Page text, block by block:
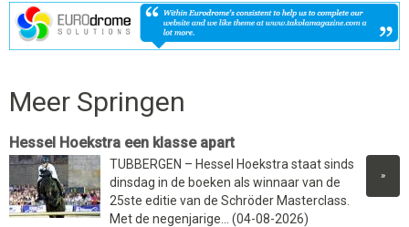
Meer Springen
Hessel Hoekstra een klasse apart
»
TUBBERGEN – Hessel Hoekstra staat sinds
dinsdag in de boeken als winnaar van de
25ste editie van de Schröder Masterclass.
Met de negenjarige... (04-08-2026)